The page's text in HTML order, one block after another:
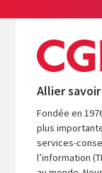
Allier
Fondée en
plus
services-
l’information